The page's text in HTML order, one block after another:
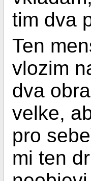
tim dva
Ten
vlozim
dva
velke,
pro
mi ten